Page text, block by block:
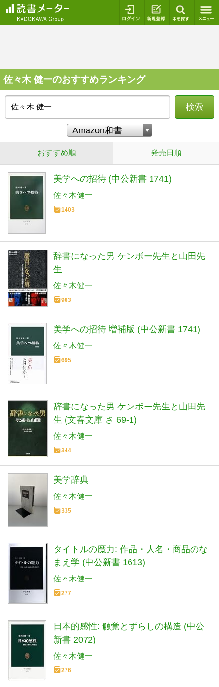
ログイン 新規登録
佐々木 健一のおすすめランキング
検索
おすすめ順 発売日順
美学への招待 (中公新書 1741)
佐々木健一
1403
辞書になった男 ケンボー先生と山田先
生
佐々木健一
983
美学への招待 増補版 (中公新書 1741)
佐々木健一
695
辞書になった男 ケンボー先生と山田先
生 (文春文庫 さ 69-1)
佐々木健一
344
美学辞典
佐々木健一
335
タイトルの魔力: 作品・人名・商品のな
まえ学 (中公新書 1613)
佐々木健一
277
日本的感性: 触覚とずらしの構造 (中公
新書 2072)
佐々木健一
276